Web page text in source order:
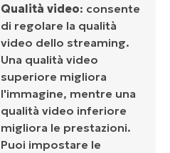
Qualità video: consente
di regolare la qualità
video dello streaming.
Una qualità video
superiore migliora
l'immagine, mentre una
qualità video inferiore
migliora le prestazioni.
Puoi impostare le